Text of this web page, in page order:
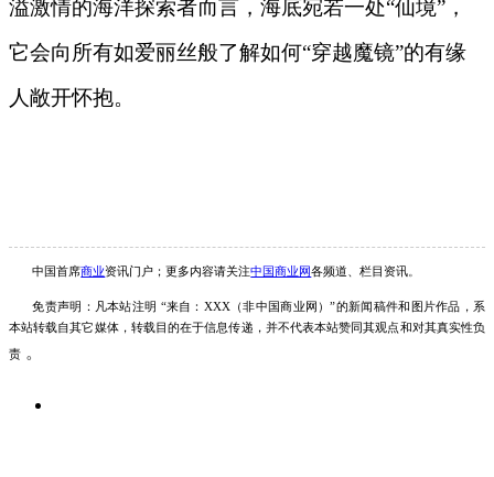
溢激情的海洋探索者而言，海底宛若一处“仙境”，
它会向所有如爱丽丝般了解如何“穿越魔镜”的有缘
人敞开怀抱。
中国首席商业资讯门户；更多内容请关注中国商业网各频道、栏目资讯
免责声明：凡本站注明 “来自： XXX（非中国商业网）”的新闻稿件和图片作品，系
本站转载自其它媒体，转载目的在于信息传递，并不代表本站赞同其观点和对其真实性负
责 。